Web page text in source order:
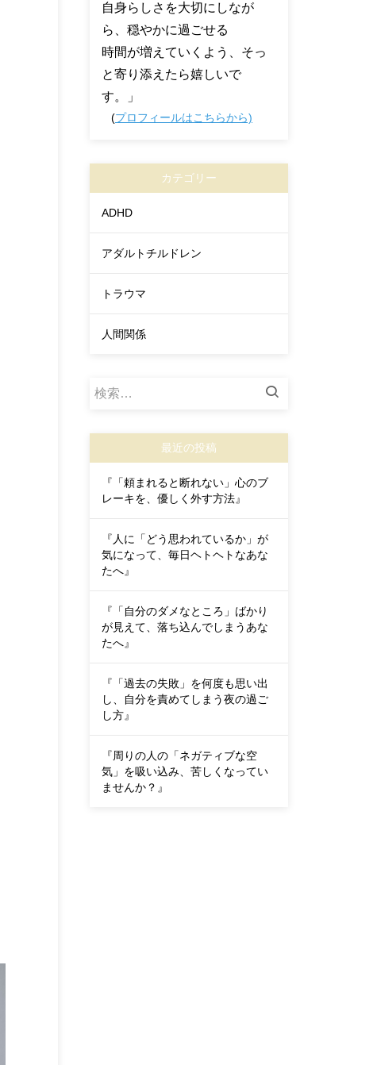
自身らしさを大切にしなが
ら、穏やかに過ごせる
時間が増えていくよう、そっ
と寄り添えたら嬉しいで
す。」
(プロフィールはこちらから)
カテゴリー
ADHD
アダルトチルドレン
トラウマ
人間関係
検
最近の投稿
『「頼まれると断れない」心のブ
レーキを、優しく外す方法』
『人に「どう思われているか」が
気になって、毎日ヘトヘトなあな
たへ』
『「自分のダメなところ」ばかり
が見えて、落ち込んでしまうあな
たへ』
『「過去の失敗」を何度も思い出
し、自分を責めてしまう夜の過ご
し方』
『周りの人の「ネガティブな空
気」を吸い込み、苦しくなってい
ませんか？』